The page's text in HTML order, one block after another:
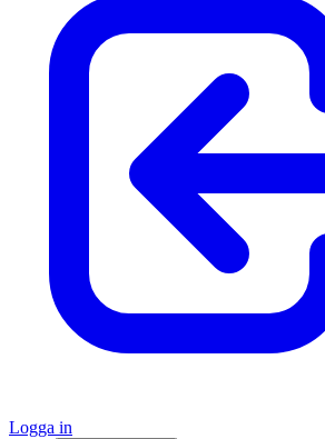
Logga in